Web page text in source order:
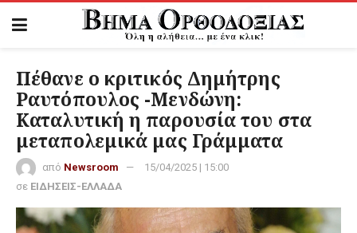
Πέθανε ο κριτικός Δημήτρης
Ραυτόπουλος -Μενδώνη:
Καταλυτική η παρουσία του στα
μεταπολεμικά μας Γράμματα
από Newsroom
15/04/2025 | 15:00
σε ΕΙΔΗΣΕΙΣ-ΕΛΛΑΔΑ